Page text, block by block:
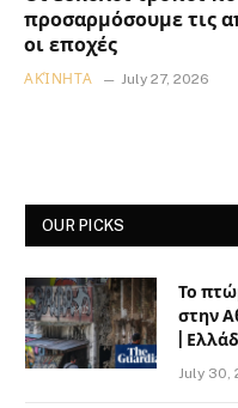
προσαρμόσουμε τις
οι εποχές
ΑΚΊΝΗΤΑ July 27, 2026
OUR PICKS
Το
στην
|
July 30,